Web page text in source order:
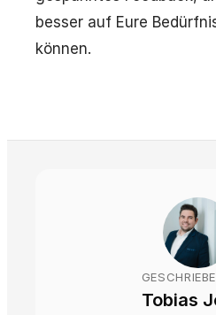
besser auf Eure
können.
Tobias